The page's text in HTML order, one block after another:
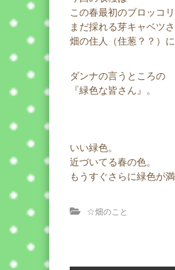
この春最初のブロッコ
まだ採れる芽キャベツ
畑の住人（住葱？？）
ダンナの言うところの
『緑色な皆さん』。
いい緑色。
近づいてる春の色。
もうすぐさらに緑色が満
☆畑のこと